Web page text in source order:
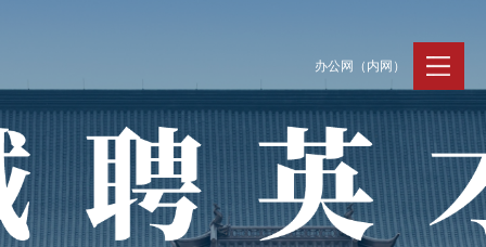
办公网（内网）
聚贤纳才
Jobs @ ZJU
走进浙大
Discover ZJU
人才动态
News and